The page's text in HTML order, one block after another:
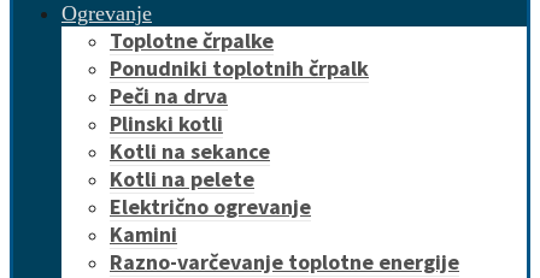
Ogrevanje
Toplotne črpalke
Ponudniki toplotnih črpalk
Peči na drva
Plinski kotli
Kotli na sekance
Kotli na pelete
Električno ogrevanje
Kamini
Razno-varčevanje toplotne energije